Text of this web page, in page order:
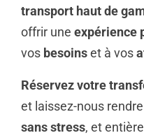
transport haut de
offrir une expérience
vos besoinset à vos
Réservez votre
et laissez-nous
sans stress, et